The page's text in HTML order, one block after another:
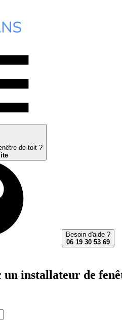
de toit ?
Besoin d'aide ?
06 19 30 53 69
un installateur de